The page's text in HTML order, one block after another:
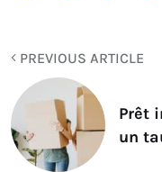
PREVIOUS ARTICLE
Prêt
un